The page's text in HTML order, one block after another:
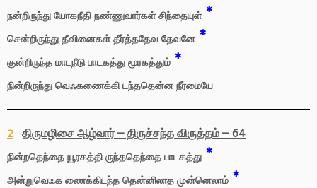
நன்றிருந்து யோகநீதி நண்ணுவார்கள் சிந்தையுள்*
சென்றிருந்து தீவினைகள் தீர்த்ததேவ தேவனே *
குன்றிருந்த மாடநீடு பாடகத்து மூரகத்தும் *
நின்றிருந்து வெஃகணைக்கி டந்ததென்ன நீர்மையே
2 திருமழிசை ஆழ்வார் – திருச்சந்த விருத்தம் – 64
நின்றதெந்தை யூரகத்தி ருந்ததெந்தை பாடகத்து *
அன்றுவெஃக ணைக்கிடந்த தென்னிலாத முன்னெலாம் *